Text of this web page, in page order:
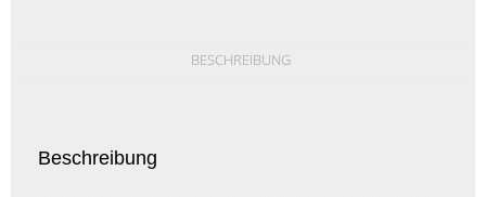
BESCHREIBUNG
Beschreibung